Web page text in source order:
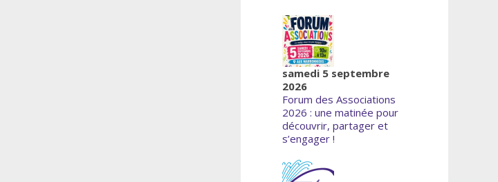
samedi 5 septembre
2026
Forum des Associations
2026 : une matinée pour
découvrir, partager et
s’engager !